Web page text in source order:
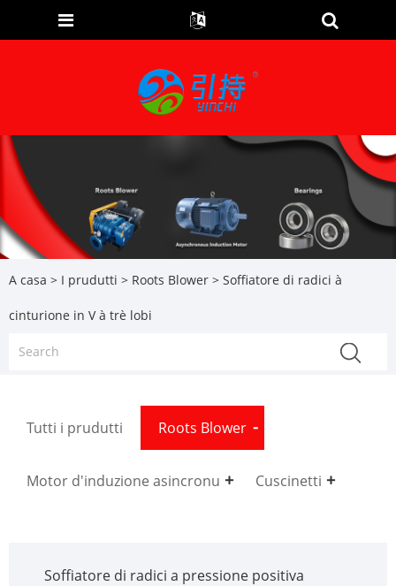
A casa > I prudutti > Roots Blower > Soffiatore di radici à
cinturione in V à trè lobi
Tutti i prudutti Roots Blower
Motor d'induzione asincronu Cuscinetti
Soffiatore di radici a pressione positiva